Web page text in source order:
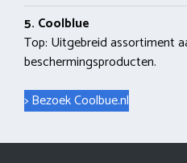
5. Coolblue
Top: Uitgebreid assortiment
beschermingsproducten.
> Bezoek Coolbue.nl